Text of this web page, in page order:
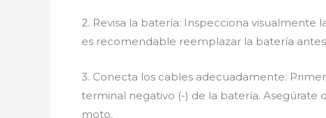
2. Revisa la batería: Inspecciona visualmente
es recomendable reemplazar la batería
3. Conecta los cables adecuadamente:
terminal negativo (-) de la batería.
moto.